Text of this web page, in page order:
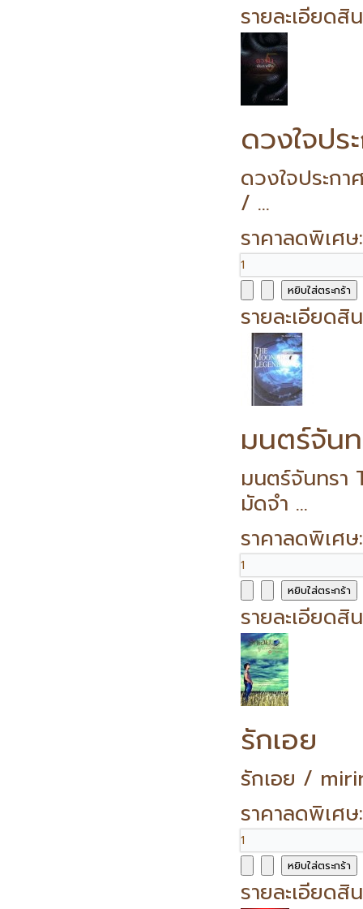
รายละเอียดสิ
ดวงใจปร
ดวงใจประก
/ ...
ราคาลดพิเศ
รายละเอียดสิ
มนตร์จัน
มนตร์จันทร
มัดจำ ...
ราคาลดพิเศ
รายละเอียดสิ
รักเอย
รักเอย /
ราคาลดพิเศ
รายละเอียดสิ